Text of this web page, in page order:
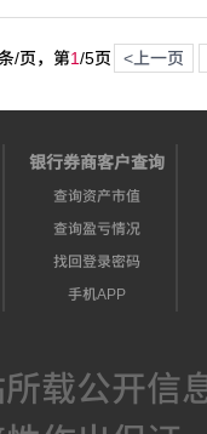
/页，第1/5页 <上一页
银行券商客户查询
查询资产市值
查询盈亏情况
找回登录密码
手机APP
载公开信